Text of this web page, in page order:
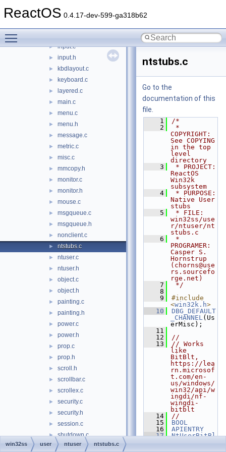
ReactOS 0.4.17-dev-599-ga318b62
► hotkey.c
► input.c
► input.h
► kbdlayout.c
► keyboard.c
► layered.c
► main.c
► menu.c
► menu.h
► message.c
► metric.c
► misc.c
► mmcopy.h
► monitor.c
► monitor.h
► mouse.c
► msgqueue.c
► msgqueue.h
► nonclient.c
► ntstubs.c
► ntuser.c
► ntuser.h
► object.c
► object.h
► painting.c
► painting.h
► power.c
► power.h
► prop.c
► prop.h
► scroll.h
► scrollbar.c
► scrollex.c
► security.c
► security.h
► session.c
► shutdown.c
► shutdown.h
ntstubs.c
Go to the
documentation of this
file.
    1
/*
    2
*
COPYRIGHT:
See COPYING
in the top
level
directory
    3
* PROJECT:
ReactOS
Win32k
subsystem
    4
* PURPOSE:
Native User
stubs
    5
* FILE:
win32ss/use
r/ntuser/nt
stubs.c
    6
*
PROGRAMER:
Casper S.
Hornstrup
(chorns@use
rs.sourcefo
rge.net)
    7
*/
    8
    9
#include
<win32k.h>
   10
DBG_DEFAULT
_CHANNEL(Us
erMisc);
   11
   12
//
   13
// Works
like
BitBlt,
https://lea
rn.microsof
t.com/en-
us/windows/
win32/api/w
ingdi/nf-
wingdi-
bitblt
   14
//
   15
BOOL
   16
APIENTRY
   17
NtUserBitBl
win32ss user ntuser ntstubs.c